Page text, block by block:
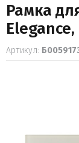
Рамка
Артикул: